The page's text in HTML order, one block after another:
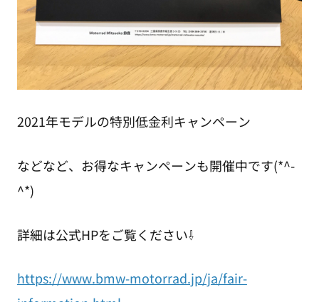
2021年モデルの特別低金利キャンペーン
などなど、お得なキャンペーンも開催中です(*^-
^*)
詳細は公式HPをご覧ください⇩
https://www.bmw-motorrad.jp/ja/fair-